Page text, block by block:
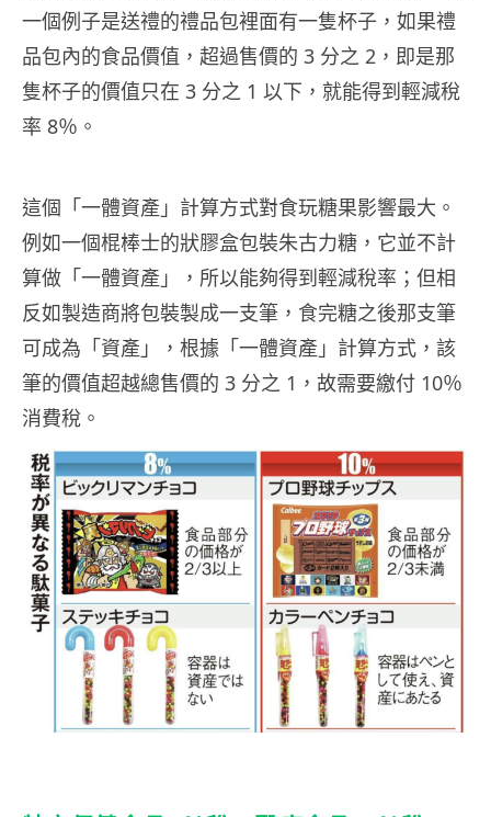
一個例子是送禮的禮品包裡面有一隻杯子，如果禮
品包內的食品價值，超過售價的 3 分之 2，即是那
隻杯子的價值只在 3 分之 1 以下，就能得到輕減稅
率 8％。
這個「一體資產」計算方式對食玩糖果影響最大。
例如一個棍棒士的狀膠盒包裝朱古力糖，它並不計
算做「一體資產」，所以能夠得到輕減稅率；但相
反如製造商將包裝製成一支筆，食完糖之後那支筆
可成為「資產」，根據「一體資產」計算方式，該
筆的價值超越總售價的 3 分之 1，故需要繳付 10％
消費稅。